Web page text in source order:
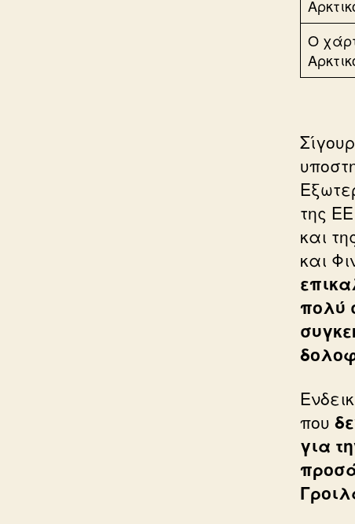
Ο
της
και
και
πολύ
που
για